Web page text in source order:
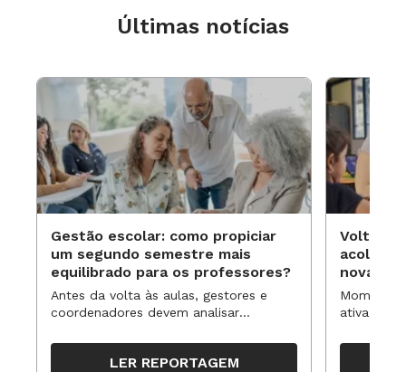
Últimas notícias
Gestão escolar: como propiciar
um segundo semestre mais
equilibrado para os professores?
Antes da volta às aulas, gestores e
coordenadores devem analisar
organizar ações para orientar o
trabalho pedagógico ao longo do
LER REPORTAGEM
Volta às
novas
ativa
propostas